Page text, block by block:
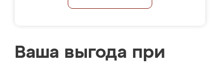
Ваша выгода при